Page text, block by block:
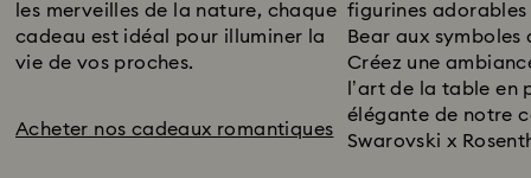
les merveilles de la nature, chaque
cadeau est idéal pour illuminer la
vie de vos proches.
Acheter nos cadeaux romantiques
figurines adorables
Bear aux symboles
Créez une
l’art de la table en
élégante de notre
Swarovski x